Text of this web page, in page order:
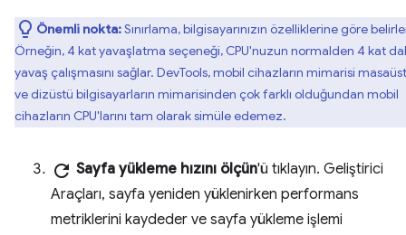
Önemli nokta:Sınırlama, bilgisayarınızın özelliklerine göre
Örneğin, 4 kat yavaşlatma seçeneği, CPU'nuzun normalden 4 kat
yavaş çalışmasını sağlar. DevTools, mobil cihazların mimarisi
ve dizüstü bilgisayarların mimarisinden çok farklı olduğundan mobil
cihazların CPU'larını tam olarak simüle edemez.
refresh Sayfa yükleme hızını ölçün'ü tıklayın. Geliştirici
Araçları, sayfa yeniden yüklenirken performans
metriklerini kaydeder ve sayfa yükleme işlemi